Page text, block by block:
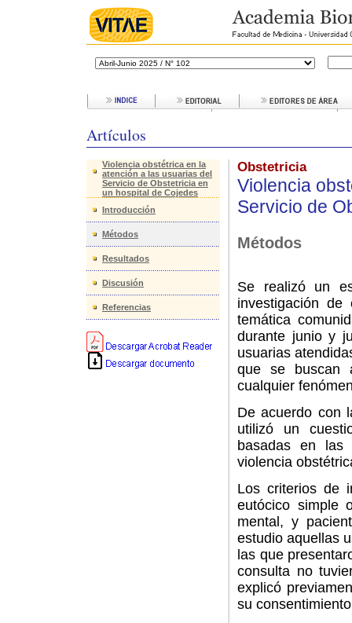
Artículos
Violencia obstétrica en la
atención a las usuarias del
Servicio de Obstetricia en
un hospital de Cojedes
Introducción
Métodos
Resultados
Discusión
Referencias
Obstetricia
Violencia
Servicio de
Métodos
Se realizó un
investigación
temática
durante junio y
usuarias
que se buscan
cualquier
De acuerdo con
utilizó un
basadas en las
violencia
Los criterios de
eutócico simple
mental, y
estudio aquellas
las que
consulta no
explicó
su